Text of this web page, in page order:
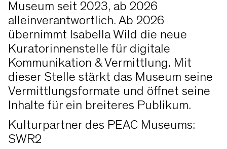
Museum seit 2023, ab 2026
alleinverantwortlich. Ab 2026
übernimmt Isabella Wild die neue
Kuratorinnenstelle für digitale
Kommunikation & Vermittlung. Mit
dieser Stelle stärkt das Museum seine
Vermittlungsformate und öffnet seine
Inhalte für ein breiteres Publikum.
Kulturpartner des PEAC Museums:
SWR2